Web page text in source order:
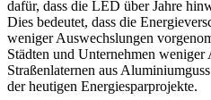
dafür, dass die LED über Jahre
Dies bedeutet, dass die
weniger Auswechslungen
Städten und Unternehmen weniger
Straßenlaternen aus
der heutigen Energiesparprojekte.